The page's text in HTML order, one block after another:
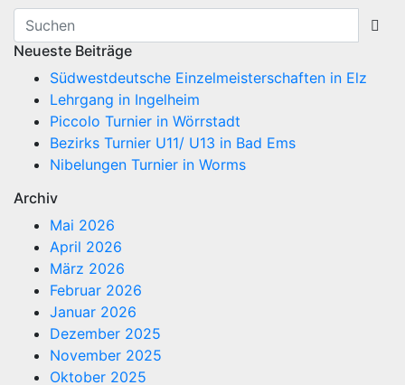
Neueste Beiträge
Südwestdeutsche Einzelmeisterschaften in Elz
Lehrgang in Ingelheim
Piccolo Turnier in Wörrstadt
Bezirks Turnier U11/ U13 in Bad Ems
Nibelungen Turnier in Worms
Archiv
Mai 2026
April 2026
März 2026
Februar 2026
Januar 2026
Dezember 2025
November 2025
Oktober 2025